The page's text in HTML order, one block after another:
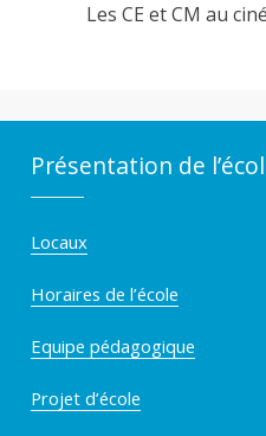
l
a
y
Les CE et CM au
Présentation de
Locaux
Horaires de l’école
Equipe pédagogique
Projet d’école